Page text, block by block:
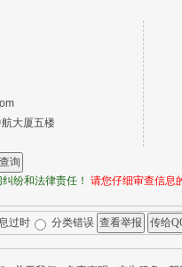
大厦五楼
纷和法律责任！
请您仔细审查信息
过时 分类错误